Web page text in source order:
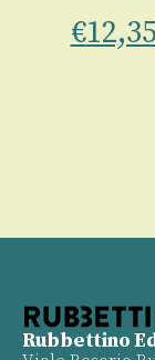
€12,35
Rubbettino